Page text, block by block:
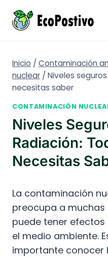
contenido
Inicio / Contaminación
nuclear / Niveles
necesitas saber
CONTAMINACIÓN
Niveles
Radiación:
Necesitas
La contaminación
preocupa a muchas
puede tener
el medio ambiente.
importante conocer